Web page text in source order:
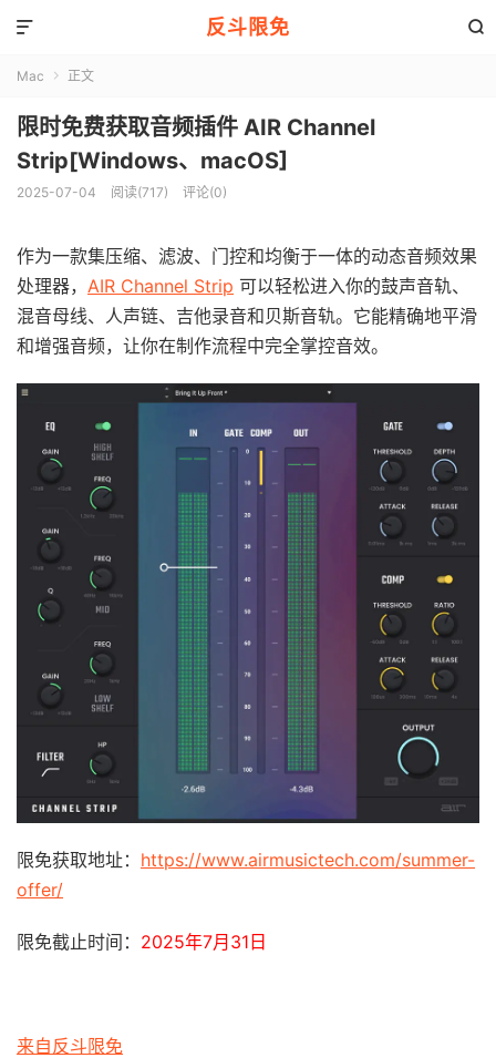
反斗限免 

Mac  正文
限时免费获取音频插件 AIR Channel
Strip[Windows、macOS]
2025-07-04 阅读(717) 评论(0)
作为一款集压缩、滤波、门控和均衡于一体的动态音频效果
处理器， AIR Channel Strip 可以轻松进入你的鼓声音轨、
混音母线、人声链、吉他录音和贝斯音轨。它能精确地平滑
和增强音频，让你在制作流程中完全掌控音效。
限免获取地址： https://www.airmusictech.com/summer-
offer/
限免截止时间： 2025年7月31日
来自反斗限免